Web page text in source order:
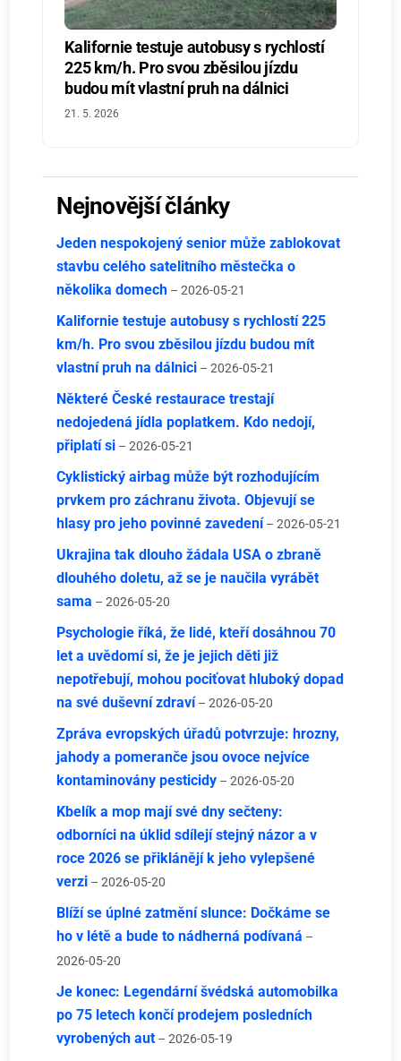
Kalifornie testuje autobusy s rychlostí
225 km/h. Pro svou zběsilou jízdu
budou mít vlastní pruh na dálnici
21. 5. 2026
Nejnovější články
Jeden nespokojený senior může zablokovat
stavbu celého satelitního městečka o
několika domech – 2026-05-21
Kalifornie testuje autobusy s rychlostí 225
km/h. Pro svou zběsilou jízdu budou mít
vlastní pruh na dálnici – 2026-05-21
Některé České restaurace trestají
nedojedená jídla poplatkem. Kdo nedojí,
připlatí si – 2026-05-21
Cyklistický airbag může být rozhodujícím
prvkem pro záchranu života. Objevují se
hlasy pro jeho povinné zavedení – 2026-05-21
Ukrajina tak dlouho žádala USA o zbraně
dlouhého doletu, až se je naučila vyrábět
sama – 2026-05-20
Psychologie říká, že lidé, kteří dosáhnou 70
let a uvědomí si, že je jejich děti již
nepotřebují, mohou pociťovat hluboký dopad
na své duševní zdraví – 2026-05-20
Zpráva evropských úřadů potvrzuje: hrozny,
jahody a pomeranče jsou ovoce nejvíce
kontaminovány pesticidy – 2026-05-20
Kbelík a mop mají své dny sečteny:
odborníci na úklid sdílejí stejný názor a v
roce 2026 se přiklánějí k jeho vylepšené
verzi – 2026-05-20
Blíží se úplné zatmění slunce: Dočkáme se
ho v létě a bude to nádherná podívaná –
2026-05-20
Je konec: Legendární švédská automobilka
po 75 letech končí prodejem posledních
vyrobených aut – 2026-05-19